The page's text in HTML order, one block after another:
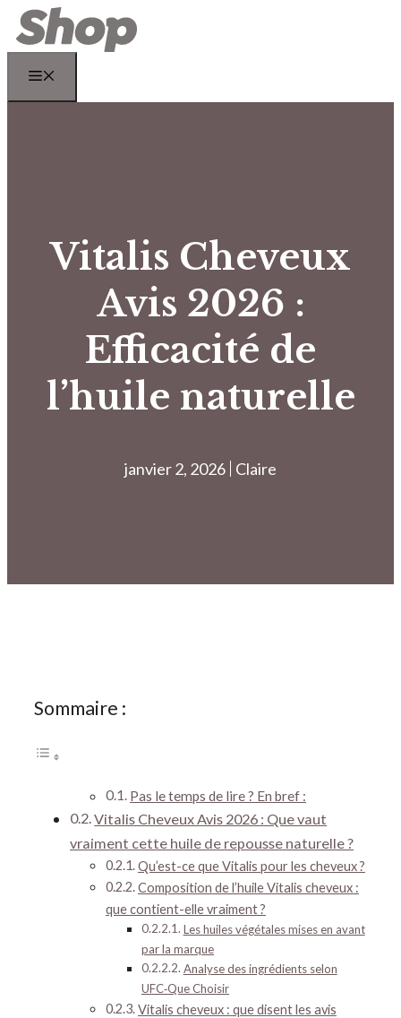
Aller
au
contenu
Vitalis Cheveux
Avis 2026 :
Efficacité de
l’huile naturelle
janvier 2, 2026 Claire
Sommaire :
Pas le temps de lire ? En bref :
Vitalis Cheveux Avis 2026 : Que vaut
vraiment cette huile de repousse naturelle ?
Qu’est-ce que Vitalis pour les cheveux ?
Composition de l’huile Vitalis cheveux :
que contient-elle vraiment ?
Les huiles végétales mises en avant
par la marque
Analyse des ingrédients selon
UFC‑Que Choisir
Vitalis cheveux : que disent les avis